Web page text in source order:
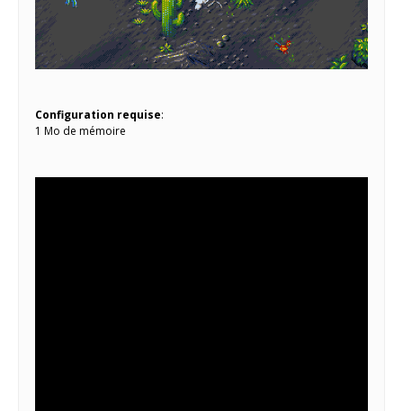
Configuration requise:
1 Mo de mémoire